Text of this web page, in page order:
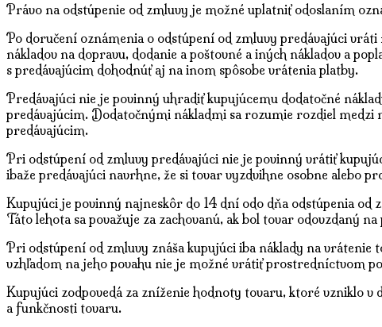
Právo na odstúpenie od zmluvy je možné uplatniť odoslaním
Po doručení oznámenia o odstúpení od zmluvy predávajúci
nákladov na dopravu, dodanie a poštovné a iných nákladov a
s predávajúcim dohodnúť aj na inom spôsobe vrátenia platby.
Predávajúci nie je povinný uhradiť kupujúcemu dodatočné
predávajúcim. Dodatočnými nákladmi sa rozumie rozdiel medzi
predávajúcim.
Pri odstúpení od zmluvy predávajúci nie je povinný vrátiť
ibaže predávajúci navrhne, že si tovar vyzdvihne osobne alebo
Kupujúci je povinný najneskôr do 14 dní odo dňa odstúpenia od
Táto lehota sa považuje za zachovanú, ak bol tovar odovzdaný
Pri odstúpení od zmluvy znáša kupujúci iba náklady na
vzhľadom na jeho povahu nie je možné vrátiť prostredníctvom
Kupujúci zodpovedá za zníženie hodnoty tovaru, ktoré vzniklo v
a funkčnosti tovaru.